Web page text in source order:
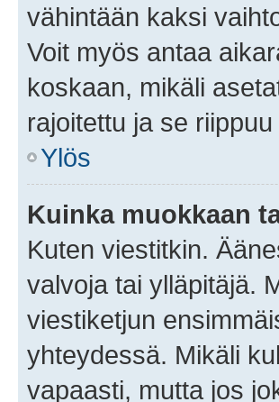
vähintään kaksi
Voit myös antaa
koskaan, mikäli
rajoitettu ja se
Ylös
Kuinka muokkaan
Kuten viestitkin.
valvoja tai ylläpitäjä.
viestiketjun
yhteydessä. Mikäli
vapaasti, mutta jos